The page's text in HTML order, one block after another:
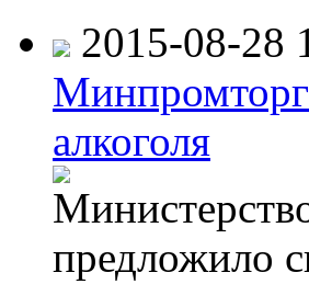
2015-08-28
алкоголя
предложило